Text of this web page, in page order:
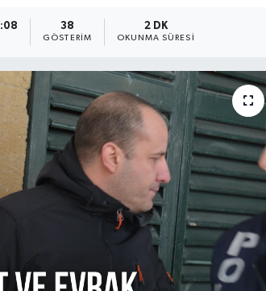
38
GÖSTERIM
2 DK
OKUNMA SÜRESI